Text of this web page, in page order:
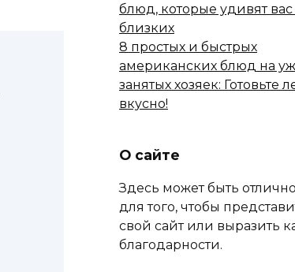
блюд, которые удивят
близких
8 простых и быстрых
американских блюд на
занятых хозяек: Готовьте
вкусно!
О сайте
Здесь может быть
для того, чтобы
свой сайт или выразить
благодарности.